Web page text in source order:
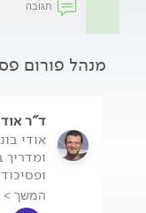
תגובה
מנהל פורום
ד"ר
אודי
ומדריך
המשך >